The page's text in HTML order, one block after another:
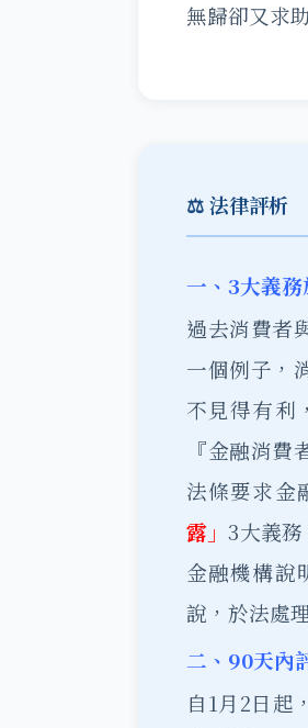
無歸卻又求
⚖️ 法律評析
一、3大義務
過去消費者
一個例子，
不見得有利
『金融消
法條要求金
露」3大義
金融機構說
說，於法處
二、90天內
自1月2日起